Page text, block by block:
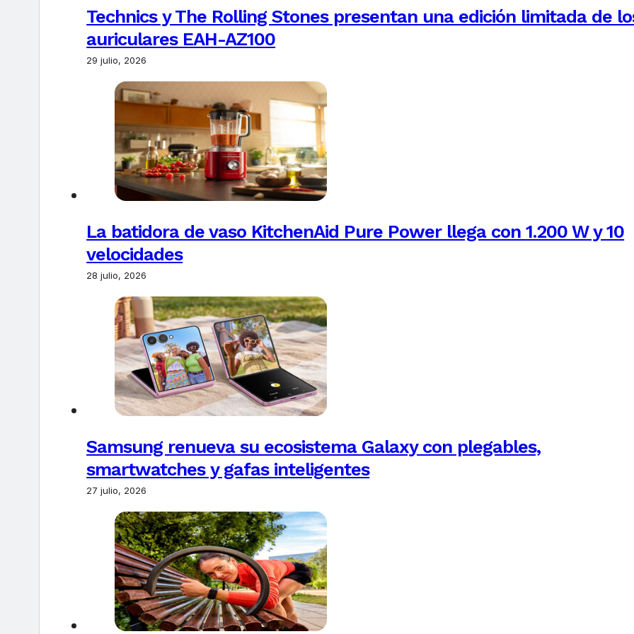
Technics y The Rolling Stones presentan una edición limitada de
auriculares EAH-AZ100
29 julio, 2026
La batidora de vaso KitchenAid Pure Power llega con 1.200 W y 10
velocidades
28 julio, 2026
Samsung renueva su ecosistema Galaxy con plegables,
smartwatches y gafas inteligentes
27 julio, 2026